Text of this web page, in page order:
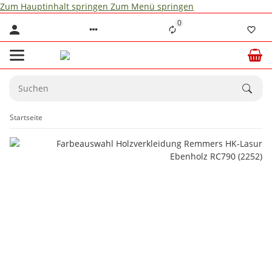
Zum Hauptinhalt springen Zum Menü springen
0
Startseite